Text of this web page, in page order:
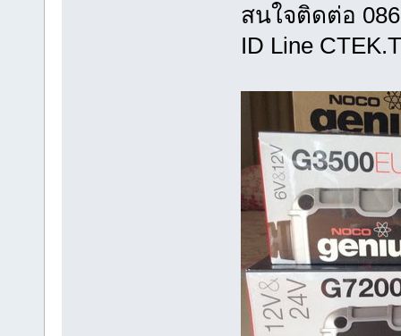
สนใจติดต่อ
ID Line